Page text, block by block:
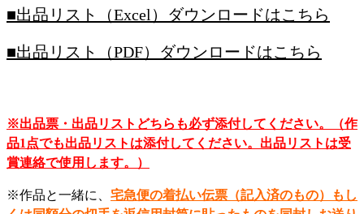
■出品リスト（Excel）ダウンロードはこちら
■出品リスト（PDF）ダウンロードはこちら
※出品票・出品リストどちらも必ず添付してください。（作
品1点でも出品リストは添付してください。出品リストは受
賞連絡で使用します。）
※作品と一緒に、 宅急便の着払い伝票（記入済のもの）
もし